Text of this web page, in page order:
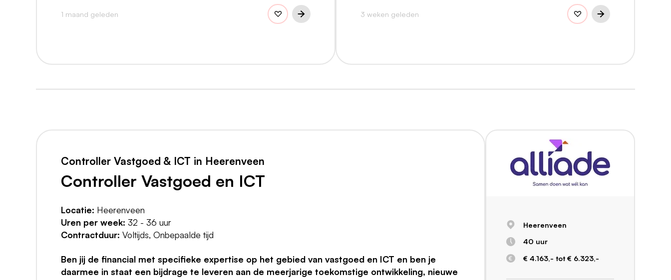
1 maand geleden 3 weken geleden
Controller Vastgoed & ICT in Heerenveen
Controller Vastgoed en ICT
Locatie: Heerenveen
Uren per week: 32 - 36 uur
Contractduur: Voltijds, Onbepaalde tijd
Ben jij de financial met specifieke expertise op het gebied van vastgoed en ICT en ben je
daarmee in staat een bijdrage te leveren aan de meerjarige toekomstige ontwikkeling, nieuwe
Heerenveen
40 uur
€ 4.163,- tot € 6.323,-